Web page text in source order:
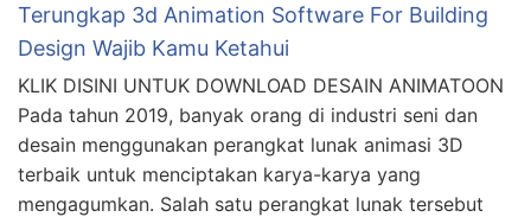
Terungkap 3d Animation Software For Building
Design Wajib Kamu Ketahui
KLIK DISINI UNTUK DOWNLOAD DESAIN ANIMATOON
Pada tahun 2019, banyak orang di industri seni dan
desain menggunakan perangkat lunak animasi 3D
terbaik untuk menciptakan karya-karya yang
mengagumkan. Salah satu perangkat lunak tersebut